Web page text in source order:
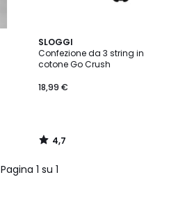
SLOGGI
Confezione da 3 string in
cotone Go Crush
18,99 €
4,7
/ 5
4,7
/
Pagina 1 su 1